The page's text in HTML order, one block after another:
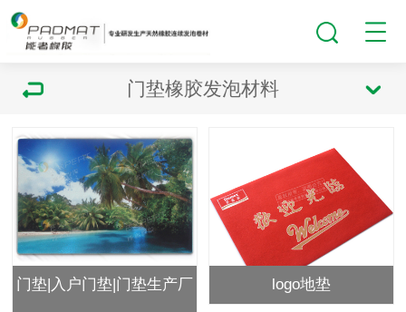
门垫橡胶发泡材料
门垫|入户门垫|门垫生产厂 logo地垫